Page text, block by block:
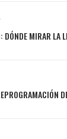
MIRAR LA